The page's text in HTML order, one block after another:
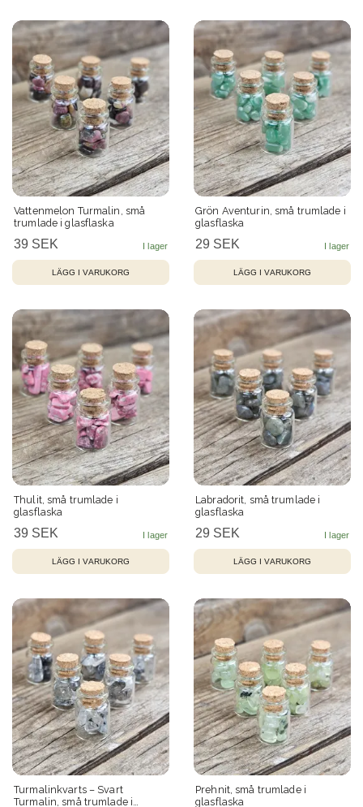
Vattenmelon Turmalin, små
trumlade i glasflaska
39 SEK
Grön Aventurin, små trumlade i
glasflaska
29 SEK
Thulit, små trumlade i
glasflaska
39 SEK
Labradorit, små trumlade i
glasflaska
29 SEK
Turmalinkvarts – Svart
Turmalin, små trumlade i
Prehnit, små trumlade i
glasflaska